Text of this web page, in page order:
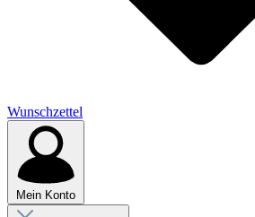
Wunschzettel
Mein Konto